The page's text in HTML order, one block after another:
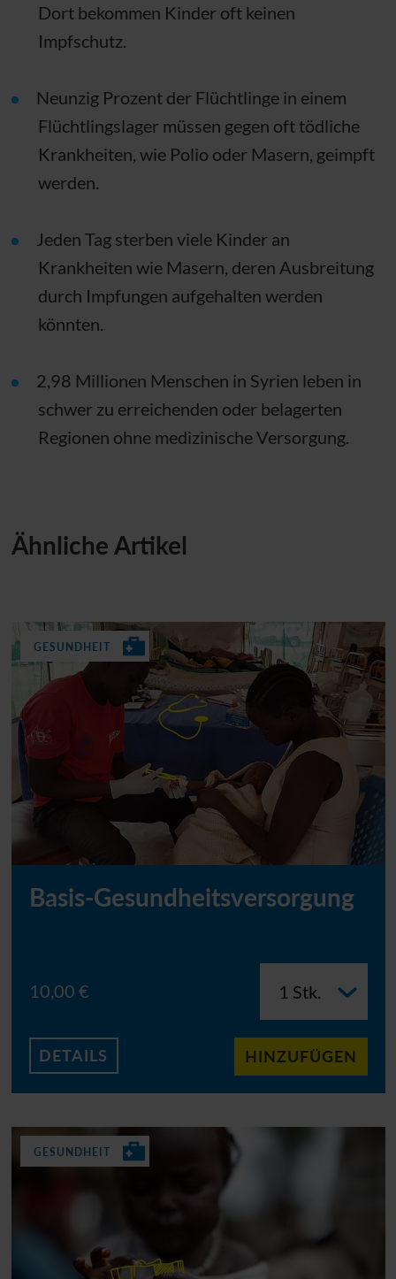
Dort bekommen Kinder oft keinen
Impfschutz.
Neunzig Prozent der Flüchtlinge in einem
Flüchtlingslager müssen gegen oft tödliche
Krankheiten, wie Polio oder Masern, geimpft
werden.
Jeden Tag sterben viele Kinder an
Krankheiten wie Masern, deren Ausbreitung
durch Impfungen aufgehalten werden
könnten.
2,98 Millionen Menschen in Syrien leben in
schwer zu erreichenden oder belagerten
Regionen ohne medizinische Versorgung.
Ähnliche Artikel
GESUNDHEIT
Basis-Gesundheitsversorgung
10,00 €
DETAILS HINZUFÜGEN
GESUNDHEIT